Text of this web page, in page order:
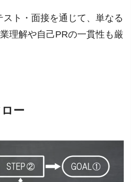
ト・面接を通じて、単なる
理解や自己PRの一貫性も厳
ー